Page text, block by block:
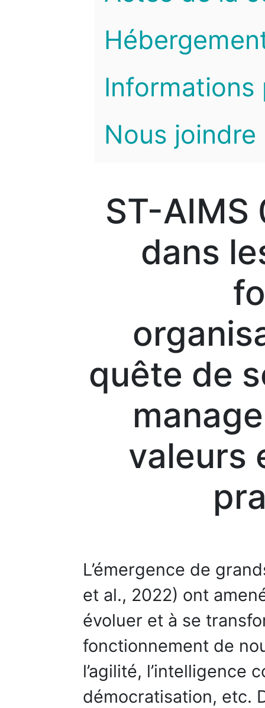
Informations
Nous joindre
ST-AIMS
dans
quête de
valeurs
L’émergence de
et al., 2022) ont
évoluer et à se
fonctionnement de
l’agilité, l’intelligence
démocratisation, etc.